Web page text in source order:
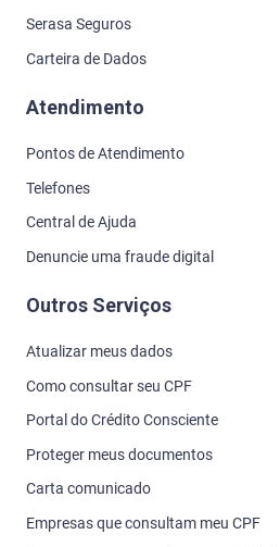
Serasa Seguros
Carteira de Dados
Atendimento
Pontos de Atendimento
Telefones
Central de Ajuda
Denuncie uma fraude digital
Outros Serviços
Atualizar meus dados
Como consultar seu CPF
Portal do Crédito Consciente
Proteger meus documentos
Carta comunicado
Empresas que consultam meu CPF